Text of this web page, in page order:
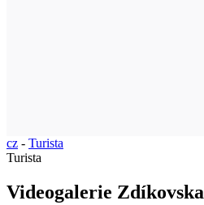
cz - Turista
Turista
Videogalerie Zdíkovska